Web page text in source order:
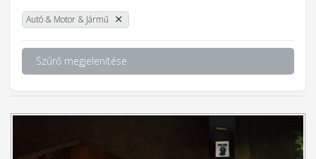
Autó & Motor & Jármű
Szűrő megjelenítése